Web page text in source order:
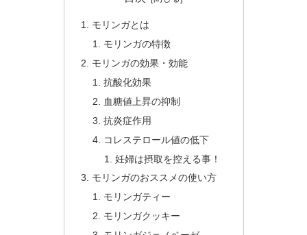
モリンガとは
モリンガの特徴
モリンガの効果・効能
抗酸化効果
血糖値上昇の抑制
抗炎症作用
コレステロール値の低下
妊婦は摂取を控える事！
モリンガのおススメの使い方
モリンガティー
モリンガクッキー